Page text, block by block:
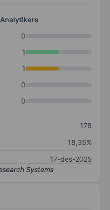
Analytikere
0
1
1
0
0
178
18,35%
17-des-2025